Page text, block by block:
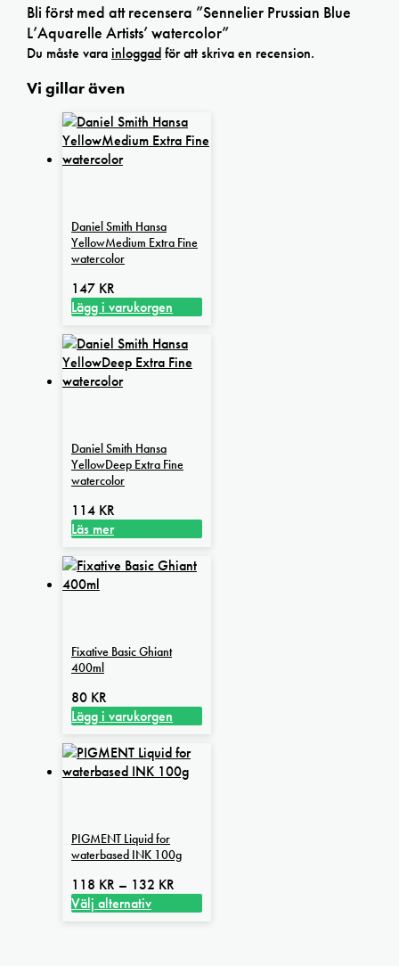
Bli först med att recensera ”Sennelier Prussian Blue
L’Aquarelle Artists’ watercolor”
Du måste varainloggadför att skriva en recension.
Vi gillar även
Daniel Smith Hansa
YellowMedium Extra Fine
watercolor
147 KR
Lägg i varukorgen
Daniel Smith Hansa
YellowDeep Extra Fine
watercolor
114 KR
Läs mer
Fixative Basic Ghiant
400ml
80 KR
Lägg i varukorgen
PIGMENT Liquid for
waterbased INK 100g
118 KR – 132 KR
Välj alternativ